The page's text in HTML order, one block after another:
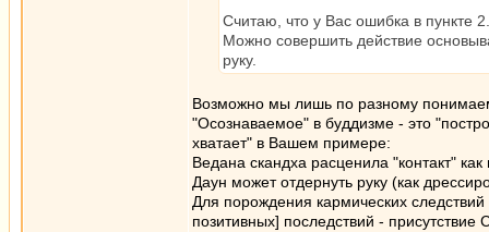
Считаю, что у Вас ошибка в пункте 2.
Можно совершить действие
руку.
Возможно мы лишь по разному
"Осознаваемое" в буддизме - это
хватает" в Вашем примере:
Ведана скандха расценила "контакт"
Даун может отдернуть руку (как
Для порождения кармических
позитивных] последствий -